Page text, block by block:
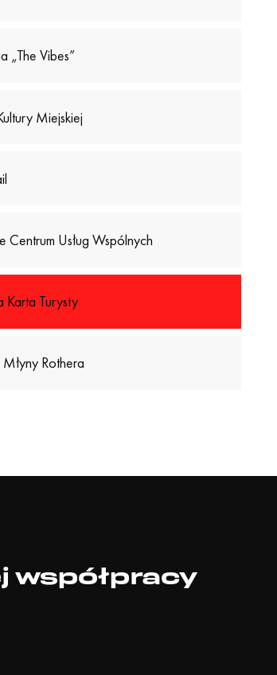
„The Vibes”
Miejskiej
Centrum Usług Wspólnych
Karta Turysty
Rothera
współpracy